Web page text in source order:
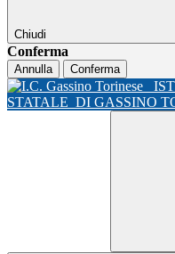
Chiudi
Conferma
Annulla Conferma
STATALE DI GASSINO